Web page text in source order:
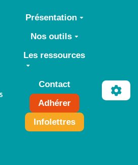
Présentation
Nos outils
Les ressources
Contact
Adhérer
Infolettres